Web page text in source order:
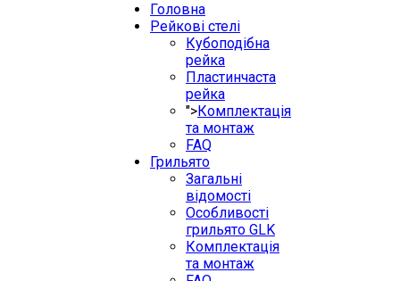
Головна
Рейкові стелі
Кубоподібна
рейка
Пластинчаста
рейка
">Комплектація
та монтаж
FAQ
Грильято
Загальні
відомості
Особливості
грильято GLK
Комплектація
та монтаж